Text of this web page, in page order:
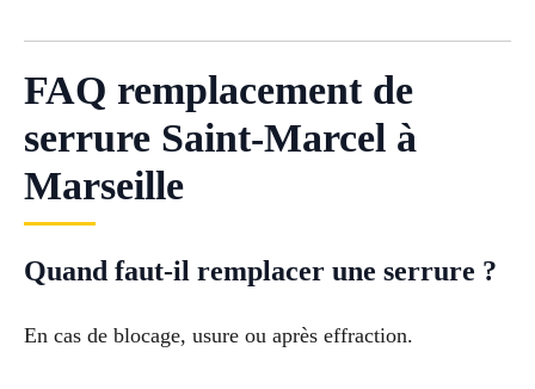
FAQ remplacement de
serrure Saint-Marcel à
Marseille
Quand faut-il remplacer une serrure ?
En cas de blocage, usure ou après effraction.